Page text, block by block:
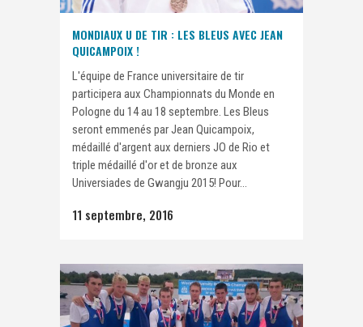
MONDIAUX U DE TIR : LES BLEUS AVEC JEAN
QUICAMPOIX !
L'équipe de France universitaire de tir
participera aux Championnats du Monde en
Pologne du 14 au 18 septembre. Les Bleus
seront emmenés par Jean Quicampoix,
médaillé d'argent aux derniers JO de Rio et
triple médaillé d'or et de bronze aux
Universiades de Gwangju 2015! Pour...
11 septembre, 2016